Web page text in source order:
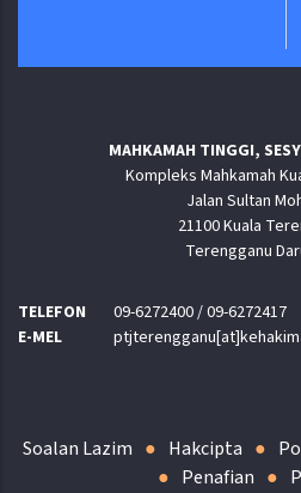
MAHKAMAH TINGGI,
Kompleks Mahkamah
Jalan Sultan
21100 Kuala
Terengganu
TELEFON
09-6272400 / 09-6272417
E-MEL
Soalan Lazim Hakcipta
Penafian